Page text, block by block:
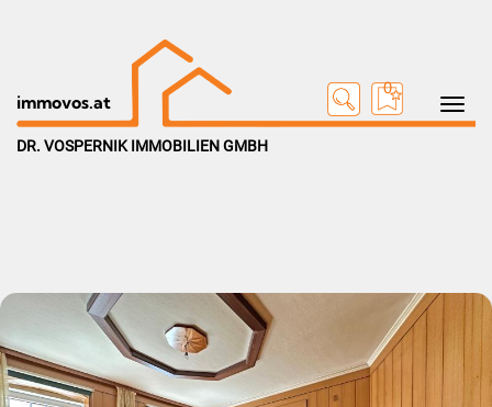
Toggle
immovos.at
0
DR. VOSPERNIK IMMOBILIEN GMBH